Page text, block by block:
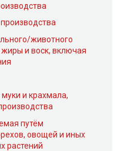
животного
и воск, включая
и крахмала,
путём
овощей и иных
растений